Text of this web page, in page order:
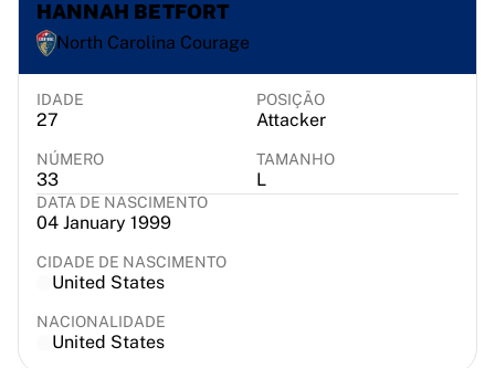
Ciclismo
Team Visma | Lease a bike
Netcompany INEOS
EF Education
Ver tudo sobre ciclismo
Rugby
France Rugby
Gloucester Rugby
Bath Rugby
Harlequins
Ver tudo de rúgbi
HANNAH BETFORT
North Carolina Courage
IDADE
27
POSIÇÃO
Attacker
NÚMERO
33
TAMANHO
L
DATA DE NASCIMENTO
04 January 1999
CIDADE DE NASCIMENTO
United States
NACIONALIDADE
United States